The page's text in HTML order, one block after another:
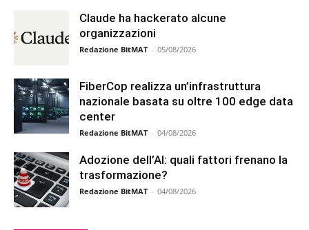
Claude ha hackerato alcune
organizzazioni
Redazione BitMAT - 05/08/2026
FiberCop realizza un’infrastruttura
nazionale basata su oltre 100 edge data
center
Redazione BitMAT - 04/08/2026
Adozione dell’AI: quali fattori frenano la
trasformazione?
Redazione BitMAT - 04/08/2026